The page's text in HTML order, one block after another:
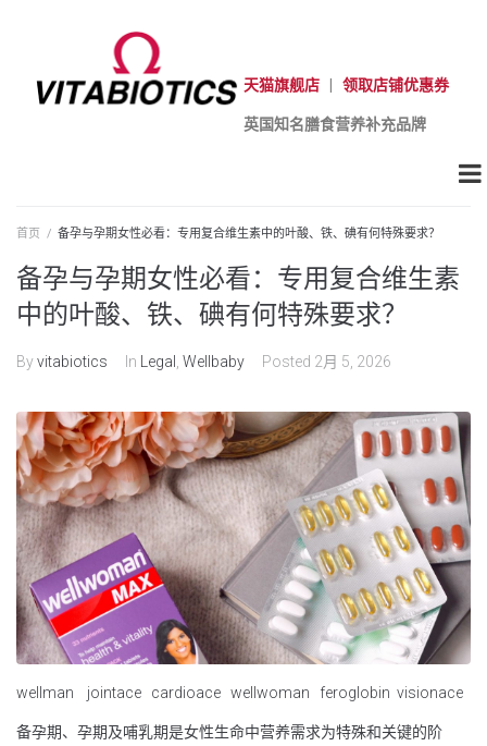
天猫旗舰店 领取店铺优惠券
英国知名膳食营养补充品牌
首页 / 备孕与孕期女性必看：专用复合维生素中的叶酸、铁、碘有何特殊要求？
备孕与孕期女性必看：专用复合维生素
中的叶酸、铁、碘有何特殊要求？
Byvitabiotics In Legal Wellbaby Posted 2月 5, 2026
wellman jointace cardioace wellwoman feroglobin visionace
备孕期、孕期及哺乳期是女性生命中营养需求为特殊和关键的阶